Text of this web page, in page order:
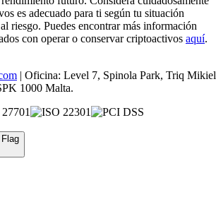
es adecuado para ti según tu situación
riesgo. Puedes encontrar más información
con operar o conservar criptoactivos aquí.
| Oficina: Level 7, Spinola Park, Triq Mikiel
1000 Malta.